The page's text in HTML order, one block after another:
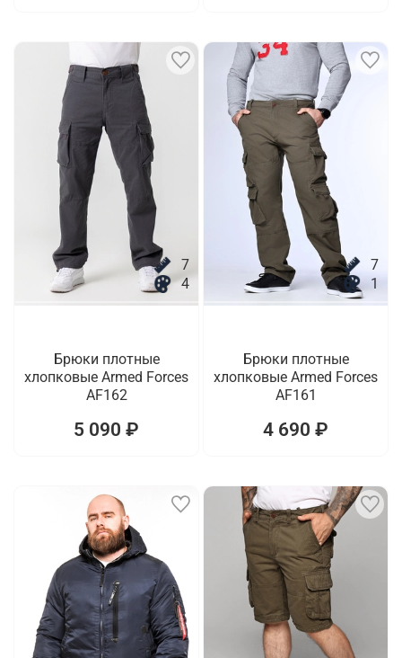
7
4
Брюки плотные
хлопковые Armed Forces
AF162
5 090 ₽
7
1
Брюки плотные
хлопковые Armed Forces
AF161
4 690 ₽